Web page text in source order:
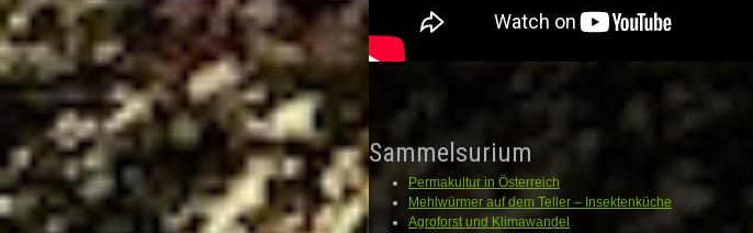
Sammelsurium
Permakultur in Österreich
Mehlwürmer auf dem Teller – Insektenküche
Agroforst und Klimawandel